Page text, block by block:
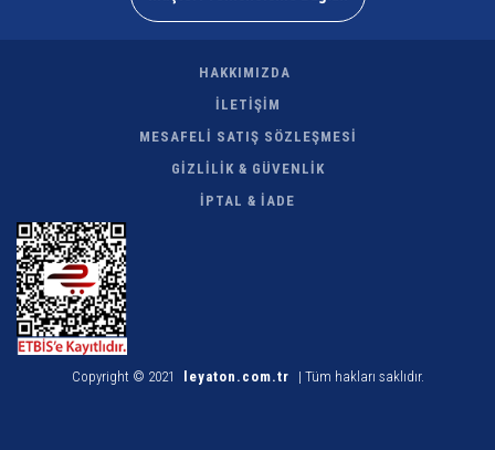
HAKKIMIZDA
İLETİŞİM
MESAFELİ SATIŞ SÖZLEŞMESİ
GİZLİLİK & GÜVENLİK
İPTAL & İADE
Copyright © 2021 leyaton.com.tr | Tüm hakları saklıdır.